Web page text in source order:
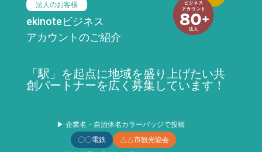
法人のお客様
ekinoteビジネス
アカウントのご紹介
「駅」を起点に地域を盛り上げたい共
創パートナーを広く募集しています！
▶ 企業名・自治体名カラーバッジで投稿
〇〇電鉄
△△市観光協会